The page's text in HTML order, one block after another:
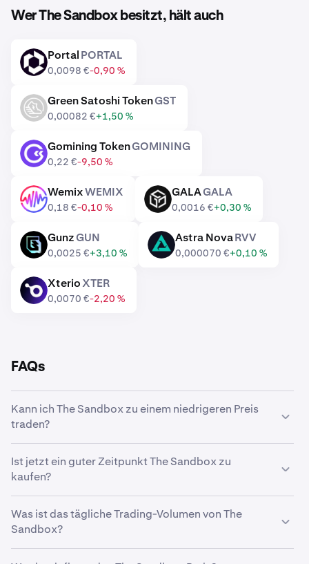
Wer The Sandbox besitzt, hält auch
PORTAL PortalPORTAL
0,0098 €-0,90 %
GST Green Satoshi TokenGST
0,00082 €+1,50 %
GOMINING Gomining TokenGOMINING
0,22 €-9,50 %
WEMIX WemixWEMIX
0,18 €-0,10 %
GALA GALAGALA
0,0016 €+0,30 %
GUN GunzGUN
0,0025 €+3,10 %
RVV Astra NovaRVV
0,000070 €+0,10 %
XTER XterioXTER
0,0070 €-2,20 %
FAQs
Kann ich The Sandbox zu einem niedrigeren Preis
traden?
The Sandbox automatisch kaufen, wenn ein niedrigerer
Preis erreicht wird.
Ist jetzt ein guter Zeitpunkt The Sandbox zu
kaufen?
Viele Trader entscheiden sich daher für eineDollar-Cost-
Averaging-Strategie
wiederkehrenden Käufen kannst du im Laufe der Zeit The
Was ist das tägliche Trading-Volumen von The
Sandbox?